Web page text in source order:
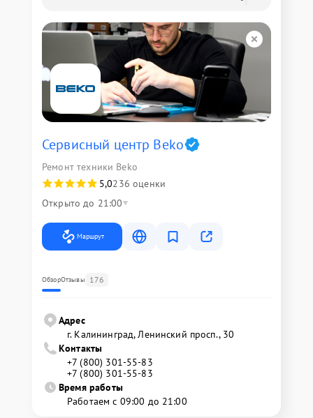
Сервисный центр Beko
Ремонт техники Beko
5,0236 оценки
Открыто до 21:00
Маршрут
ОбзорОтзывы 176
Адрес
г. Калининград, Ленинский просп., 30
Контакты
+7 (800) 301-55-83
+7 (800) 301-55-83
Время работы
Работаем с 09:00 до 21:00